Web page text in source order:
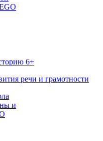
6+
речи и грамотности